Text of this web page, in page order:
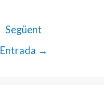
Següent
Entrada →